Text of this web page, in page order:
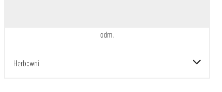
odm.
Herbowni